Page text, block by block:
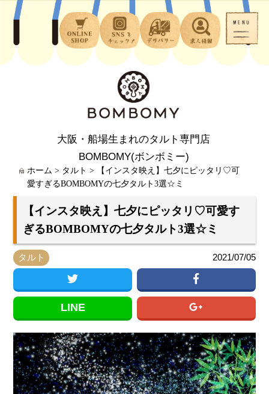
大阪・船場生まれのタルト専門店
BOMBOMY(ボンボミー)
ホーム > タルト >
【インスタ映え】七夕にピッタリ♡可
愛すぎるBOMBOMYの七夕タルト3選☆ミ
【インスタ映え】七夕にピッタリ♡可愛す
ぎるBOMBOMYの七夕タルト3選☆ミ
タルト 2021/07/05
LINE